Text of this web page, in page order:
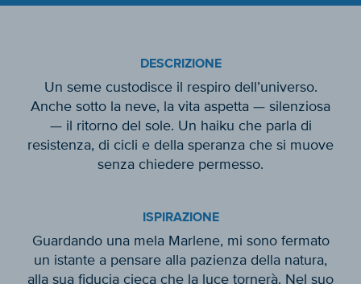
DESCRIZIONE
Un seme custodisce il respiro dell’universo.
Anche sotto la neve, la vita aspetta — silenziosa
— il ritorno del sole. Un haiku che parla di
resistenza, di cicli e della speranza che si muove
senza chiedere permesso.
ISPIRAZIONE
Guardando una mela Marlene, mi sono fermato
un istante a pensare alla pazienza della natura,
alla sua fiducia cieca che la luce tornerà. Nel suo